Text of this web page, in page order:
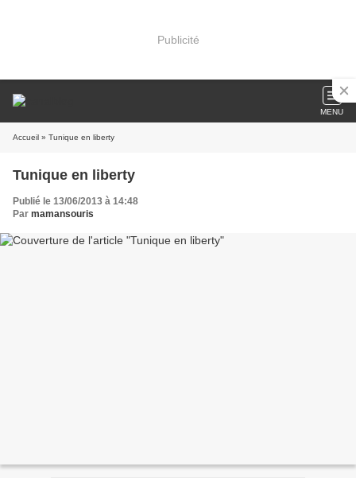
Publicité
MENU
Accueil » Tunique en liberty
Tunique en liberty
Publié le 13/06/2013 à 14:48
Par mamansouris